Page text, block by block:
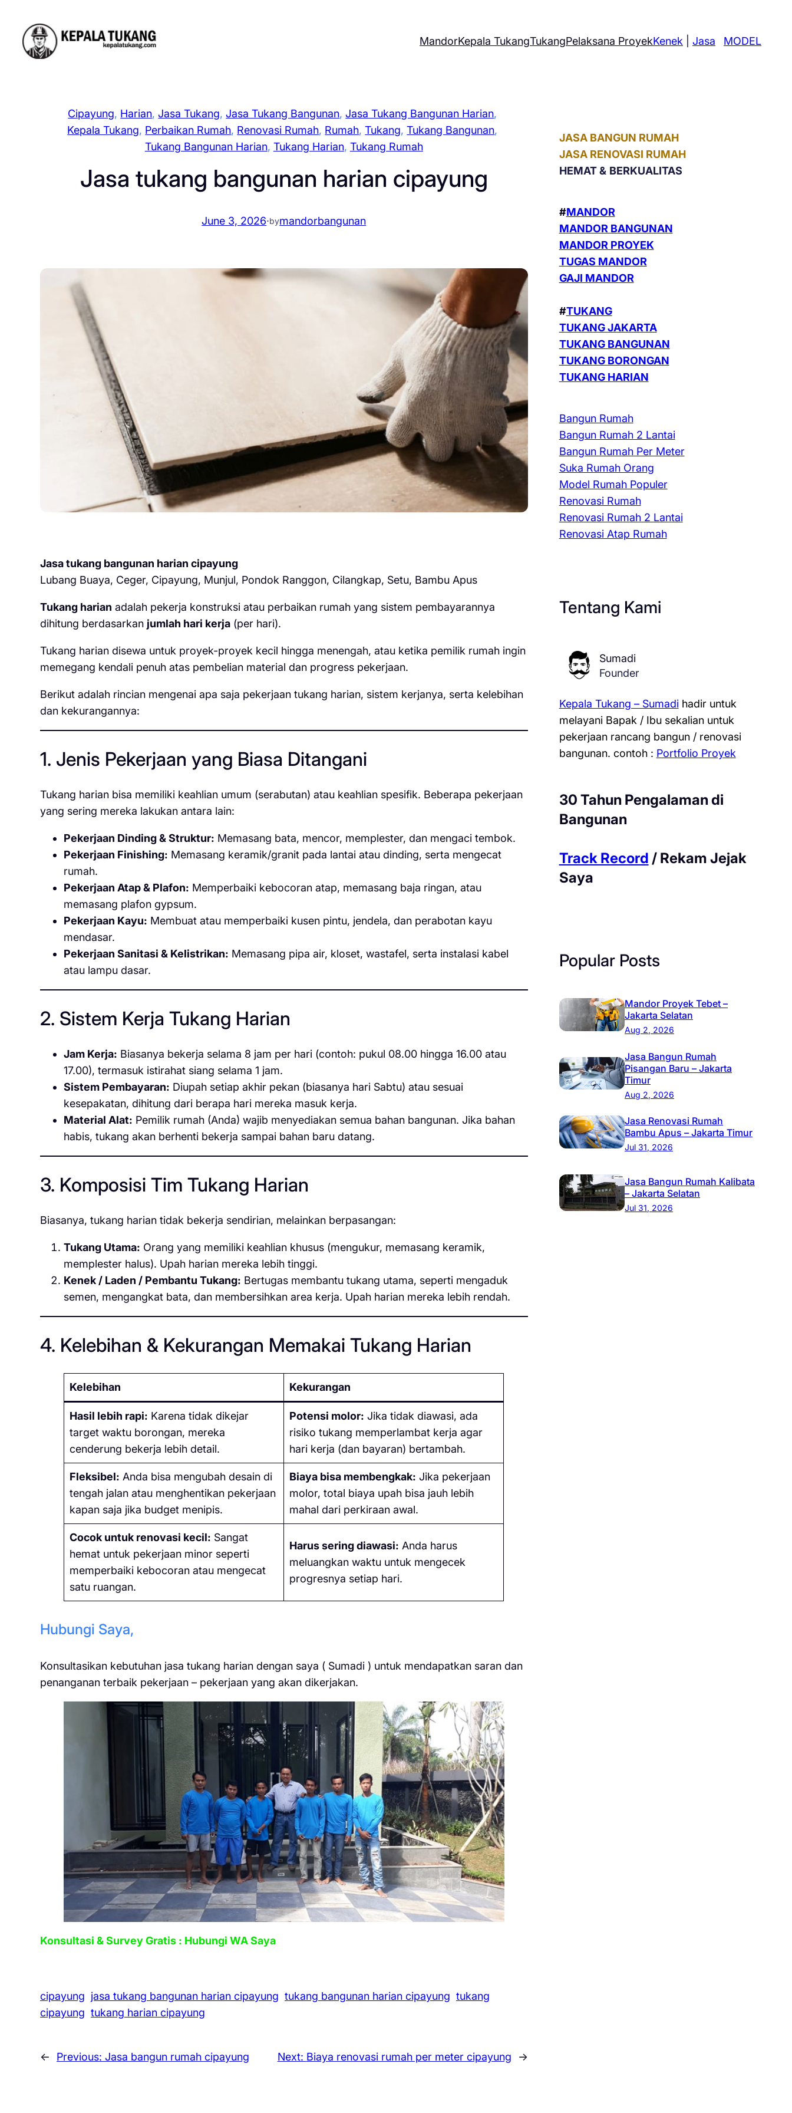
content
MandorKepala TukangTukangPelaksana ProyekKenek |Jasa MODEL
Cipayung, Harian, Jasa Tukang, Jasa Tukang Bangunan, Jasa Tukang Bangunan Harian
Kepala Tukang, Perbaikan Rumah, Renovasi Rumah, Rumah, Tukang, Tukang Bangunan
Tukang Bangunan Harian, Tukang Harian, Tukang Rumah
Jasa tukang bangunan harian cipayung
June 3, 2026·bymandorbangunan
Jasa tukang bangunan harian cipayung
Lubang Buaya, Ceger, Cipayung, Munjul, Pondok Ranggon, Cilangkap, Setu, Bambu Apus
Tukang harian adalah pekerja konstruksi atau perbaikan rumah yang sistem pembayarannya
dihitung berdasarkan jumlah hari kerja(per hari).
Tukang harian disewa untuk proyek-proyek kecil hingga menengah, atau ketika pemilik rumah ingin
memegang kendali penuh atas pembelian material dan progress pekerjaan.
Berikut adalah rincian mengenai apa saja pekerjaan tukang harian, sistem kerjanya, serta kelebihan
dan kekurangannya:
1. Jenis Pekerjaan yang Biasa Ditangani
Tukang harian bisa memiliki keahlian umum (serabutan) atau keahlian spesifik. Beberapa pekerjaan
yang sering mereka lakukan antara lain:
Pekerjaan Dinding & Struktur: Memasang bata, mencor, memplester, dan mengaci tembok.
Pekerjaan Finishing: Memasang keramik/granit pada lantai atau dinding, serta mengecat
rumah.
Pekerjaan Atap & Plafon: Memperbaiki kebocoran atap, memasang baja ringan, atau
memasang plafon gypsum.
Pekerjaan Kayu: Membuat atau memperbaiki kusen pintu, jendela, dan perabotan kayu
mendasar.
Pekerjaan Sanitasi & Kelistrikan: Memasang pipa air, kloset, wastafel, serta instalasi kabel
atau lampu dasar.
2. Sistem Kerja Tukang Harian
Jam Kerja: Biasanya bekerja selama 8 jam per hari (contoh: pukul 08.00 hingga 16.00 atau
17.00), termasuk istirahat siang selama 1 jam.
Sistem Pembayaran: Diupah setiap akhir pekan (biasanya hari Sabtu) atau sesuai
kesepakatan, dihitung dari berapa hari mereka masuk kerja.
Material Alat: Pemilik rumah (Anda) wajib menyediakan semua bahan bangunan. Jika bahan
habis, tukang akan berhenti bekerja sampai bahan baru datang.
3. Komposisi Tim Tukang Harian
Biasanya, tukang harian tidak bekerja sendirian, melainkan berpasangan:
Tukang Utama: Orang yang memiliki keahlian khusus (mengukur, memasang keramik,
memplester halus). Upah harian mereka lebih tinggi.
Kenek / Laden / Pembantu Tukang: Bertugas membantu tukang utama, seperti mengaduk
semen, mengangkat bata, dan membersihkan area kerja. Upah harian mereka lebih rendah.
4. Kelebihan & Kekurangan Memakai Tukang Harian
Kelebihan Kekurangan
Hasil lebih rapi: Karena tidak dikejar
target waktu borongan, mereka
cenderung bekerja lebih detail.
Potensi molor: Jika tidak diawasi, ada
risiko tukang memperlambat kerja agar
hari kerja (dan bayaran) bertambah.
Fleksibel: Anda bisa mengubah desain di
tengah jalan atau menghentikan pekerjaan
kapan saja jika budget menipis.
Biaya bisa membengkak: Jika pekerjaan
molor, total biaya upah bisa jauh lebih
mahal dari perkiraan awal.
Cocok untuk renovasi kecil: Sangat
hemat untuk pekerjaan minor seperti
memperbaiki kebocoran atau mengecat
satu ruangan.
Harus sering diawasi: Anda harus
meluangkan waktu untuk mengecek
progresnya setiap hari.
Hubungi Saya,
Konsultasikan kebutuhan jasa tukang harian dengan saya ( Sumadi ) untuk mendapatkan saran dan
penanganan terbaik pekerjaan – pekerjaan yang akan dikerjakan.
Konsultasi & Survey Gratis : Hubungi WA Saya
cipayung jasa tukang bangunan harian cipayung tukang bangunan harian cipayung tukang
cipayung tukang harian cipayung
← Previous: Jasa bangun rumah cipayung Next: Biaya renovasi rumah per meter cipayung →
JASA BANGUN RUMAH
JASA RENOVASI RUMAH
HEMAT & BERKUALITAS
#MANDOR
MANDOR BANGUNAN
MANDOR PROYEK
TUGAS MANDOR
GAJI MANDOR
#TUKANG
TUKANG JAKARTA
TUKANG BANGUNAN
TUKANG BORONGAN
TUKANG HARIAN
Bangun Rumah
Bangun Rumah 2 Lantai
Bangun Rumah Per Meter
Suka Rumah Orang
Model Rumah Populer
Renovasi Rumah
Renovasi Rumah 2 Lantai
Renovasi Atap Rumah
Tentang Kami
Sumadi
Founder
Kepala Tukang – Sumadihadir untuk
melayani Bapak / Ibu sekalian untuk
pekerjaan rancang bangun / renovasi
bangunan. contoh : Portfolio Proyek
30 Tahun Pengalaman di
Bangunan
Track Record / Rekam Jejak
Saya
Popular Posts
Mandor Proyek Tebet –
Jakarta Selatan
Aug 2, 2026
Jasa Bangun Rumah
Pisangan Baru – Jakarta
Timur
Aug 2, 2026
Jasa Renovasi Rumah
Bambu Apus – Jakarta Timur
Jul 31, 2026
Jasa Bangun Rumah Kalibata
– Jakarta Selatan
Jul 31, 2026